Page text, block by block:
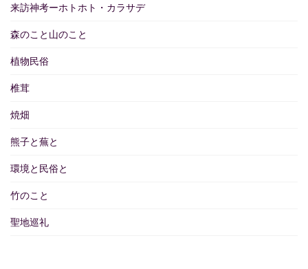
来訪神考ーホトホト・カラサデ
森のこと山のこと
植物民俗
椎茸
焼畑
熊子と蕪と
環境と民俗と
竹のこと
聖地巡礼